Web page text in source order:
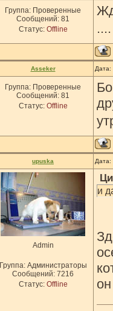
Группа: Проверенные
Сообщений: 81
Статус: Offline
Asseker
Группа: Проверенные
Сообщений: 81
Статус: Offline
upuska
Admin
Группа: Администраторы
Сообщений: 7216
Статус: Offline
и